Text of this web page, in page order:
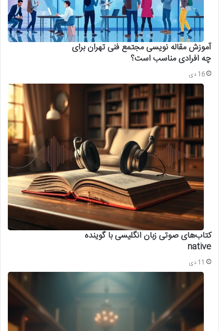
آموزش مقاله نویسی مجتمع فنی تهران برای
چه افرادی مناسب است؟
16 دی
کتاب‌های صوتی زبان انگلیسی با گوینده
native
11 دی